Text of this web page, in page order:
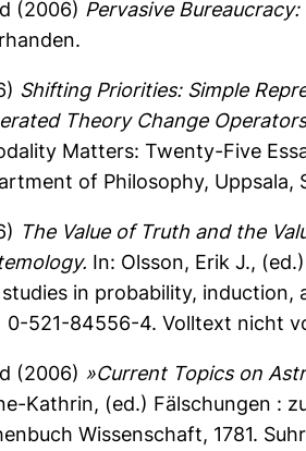
(2006) Pervasive
Shifting Priorities: Simple
Theory Change
Matters: Twenty-Five
of Philosophy,
The Value of Truth and the
In: Olsson, Erik J.,
in probability,
0-521-84556-4. Volltext nicht
(2006) »Current Topics on
Kathrin, (ed.) Fälschungen :
Wissenschaft, 1781.